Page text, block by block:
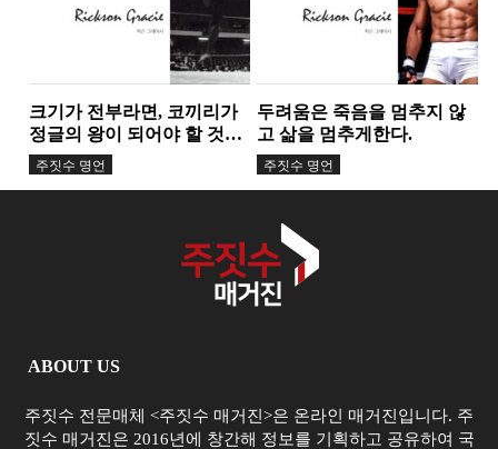
크기가 전부라면, 코끼리가
정글의 왕이 되어야 할 것이
다.
주짓수 명언
두려움은 죽음을 멈추지 않
고 삶을 멈추게한다.
주짓수 명언
ABOUT US
주짓수 전문매체 <주짓수 매거진>은 온라인 매거진입니다. 주
짓수 매거진은 2016년에 창간해 정보를 기획하고 공유하여 국